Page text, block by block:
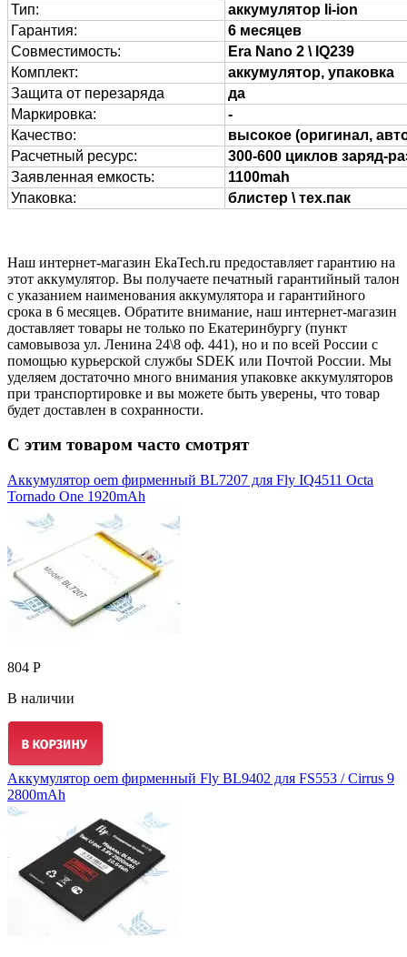
Тип:
аккумулятор li-ion
Гарантия:
6 месяцев
Совместимость:
Era Nano 2 \ IQ239
Комплект:
аккумулятор, упаковка
Защита от перезаряда
да
Маркировка:
-
Качество:
высокое (оригинал,
Расчетный ресурс:
300-600 циклов заряд-
Заявленная емкость:
1100mah
Упаковка:
блистер \ тех.пак
Наш интернет-магазин EkaTech.ru предоставляет гарантию на
этот аккумулятор. Вы получаете печатный гарантийный талон
с указанием наименования аккумулятора и гарантийного
срока в 6 месяцев. Обратите внимание, наш интернет-магазин
доставляет товары не только по Екатеринбургу (пункт
самовывоза ул. Ленина 24\8 оф. 441), но и по всей России с
помощью курьерской службы SDEK или Почтой России. Мы
уделяем достаточно много внимания упаковке аккумуляторов
при транспортировке и вы можете быть уверены, что товар
будет доставлен в сохранности.
С этим товаром часто смотрят
Аккумулятор oem фирменный BL7207 для Fly IQ4511 Octa
Tornado One 1920mAh
804 Р
В наличии
Аккумулятор oem фирменный Fly BL9402 для FS553 / Cirrus 9
2800mAh